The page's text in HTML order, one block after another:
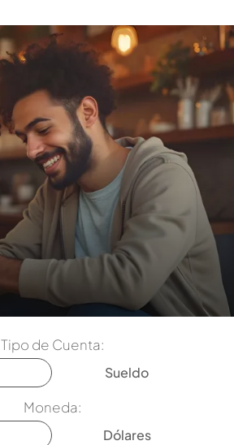
Tipo de Cuenta:
Sueldo
Moneda:
Dólares